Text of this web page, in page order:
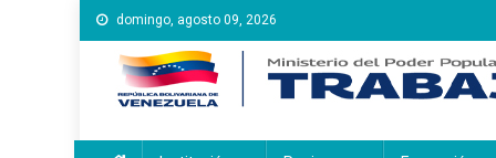
Saltar
al
contenido
domingo, agosto 09, 2026
Instituto Nacional de
Inces